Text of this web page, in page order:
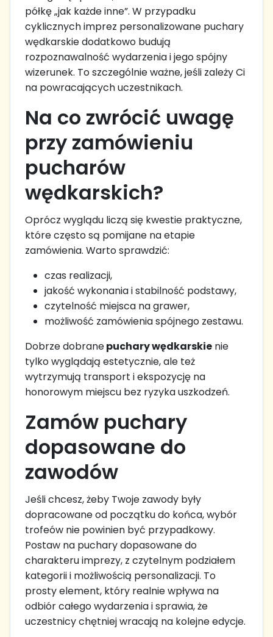
półkę „jak każde inne”. W przypadku
cyklicznych imprez personalizowane puchary
wędkarskie dodatkowo budują
rozpoznawalność wydarzenia i jego spójny
wizerunek. To szczególnie ważne, jeśli zależy Ci
na powracających uczestnikach.
Na co zwrócić uwagę
przy zamówieniu
pucharów
wędkarskich?
Oprócz wyglądu liczą się kwestie praktyczne,
które często są pomijane na etapie
zamówienia. Warto sprawdzić:
czas realizacji,
jakość wykonania i stabilność podstawy,
czytelność miejsca na grawer,
możliwość zamówienia spójnego zestawu.
Dobrze dobranepuchary wędkarskie nie
tylko wyglądają estetycznie, ale też
wytrzymują transport i ekspozycję na
honorowym miejscu bez ryzyka uszkodzeń.
Zamów puchary
dopasowane do
zawodów
Jeśli chcesz, żeby Twoje zawody były
dopracowane od początku do końca, wybór
trofeów nie powinien być przypadkowy.
Postaw na puchary dopasowane do
charakteru imprezy, z czytelnym podziałem
kategorii i możliwością personalizacji. To
prosty element, który realnie wpływa na
odbiór całego wydarzenia i sprawia, że
uczestnicy chętniej wracają na kolejne edycje.